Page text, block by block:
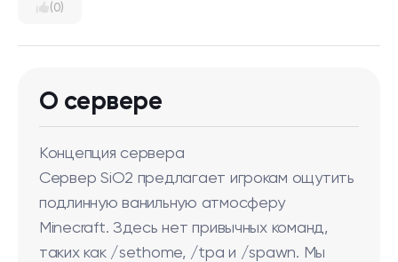
(0)
О сервере
Концепция сервера
Сервер SiO2 предлагает игрокам ощутить
подлинную ванильную атмосферу
Minecraft. Здесь нет привычных команд,
таких как /sethome, /tpa и /spawn. Мы